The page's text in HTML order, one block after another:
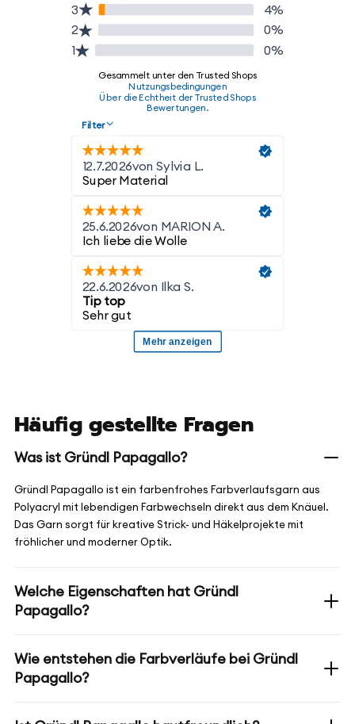
Häufig gestellte Fragen
Was ist Gründl Papagallo?
Gründl Papagallo ist ein farbenfrohes Farbverlaufsgarn aus
Polyacryl mit lebendigen Farbwechseln direkt aus dem Knäuel.
Das Garn sorgt für kreative Strick- und Häkelprojekte mit
fröhlicher und moderner Optik.
Welche Eigenschaften hat Gründl
Papagallo?
Wie entstehen die Farbverläufe bei Gründl
Papagallo?